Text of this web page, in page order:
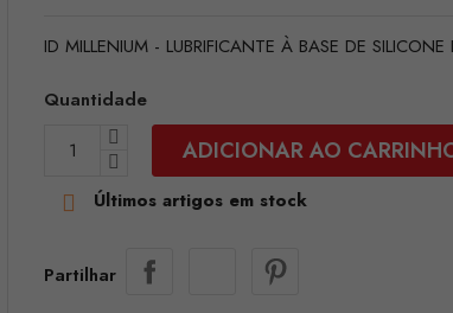
ID MILLENIUM - LUBRIFICANTE À BASE DE
Quantidade
ADICIONAR AO
 Últimos artigos em stock
Partilhar